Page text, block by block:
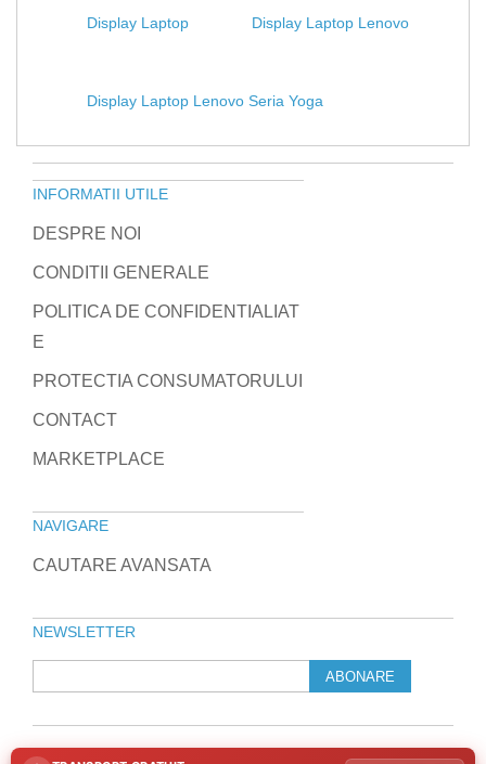
Display Laptop Display Laptop Lenovo
Display Laptop Lenovo Seria Yoga
INFORMATII UTILE
DESPRE NOI
CONDITII GENERALE
POLITICA DE CONFIDENTIALIAT
E
PROTECTIA CONSUMATORULUI
CONTACT
MARKETPLACE
NAVIGARE
CAUTARE AVANSATA
NEWSLETTER
ABONARE